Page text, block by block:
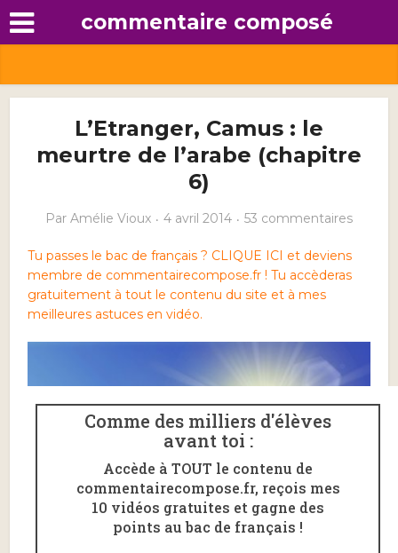
commentaire composé
L’Etranger, Camus : le
meurtre de l’arabe (chapitre
6)
Par Amélie Vioux 4 avril 2014 53 commentaires
Tu passes le bac de français ? CLIQUE ICI et deviens
membre de commentairecompose.fr ! Tu accèderas
gratuitement à tout le contenu du site et à mes
meilleures astuces en vidéo.
Comme des milliers d'élèves
avant toi :
Accède à TOUT le contenu de
commentairecompose.fr, reçois mes
10 vidéos gratuites et gagne des
points au bac de français !